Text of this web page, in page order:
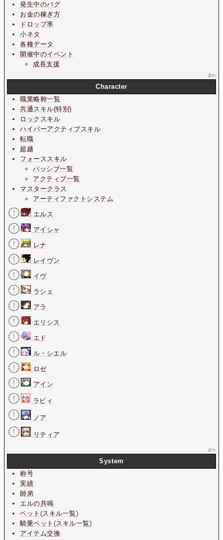
発生中のバグ
お金の稼ぎ方
ドロップ率
小ネタ
各種データ
開催中のイベント
成長支援
上へ
Character
職業略称一覧
共通スキル(特別)
ロックスキル
ハイパーアクティブスキル
転職
超越
フォーススキル
パッシブ一覧
アクティブ一覧
マスタークラス
アーティファクトシステム
エルス
アイシャ
レナ
レイヴン
イヴ
ラシェ
アラ
エリシス
エド
ル・シエル
ロゼ
アイン
ラビィ
ノア
リティア
上へ
System
称号
実績
師弟
エルの共鳴
ペット (スキル一覧)
騎乗ペット (スキル一覧)
アイテム交換